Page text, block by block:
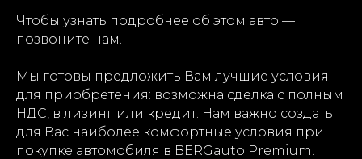
Чтобы узнать подробнее об этом авто —
позвоните нам.
Мы готовы предложить Вам лучшие условия
для приобретения: возможна сделка с полным
НДС, в лизинг или кредит. Нам важно создать
для Вас наиболее комфортные условия при
покупке автомобиля в BERGauto Premium.